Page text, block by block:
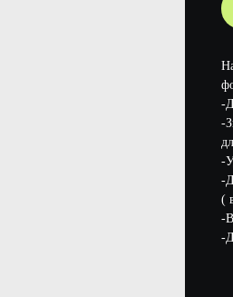
-
-
-
-
(
-
-